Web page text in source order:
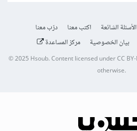
الأسئلة الشائعة اكتب معنا
درّب معنا
بيان الخصوصية مركز المساعدة
© 2025Hsoub.Content licensed underCC
otherwise.